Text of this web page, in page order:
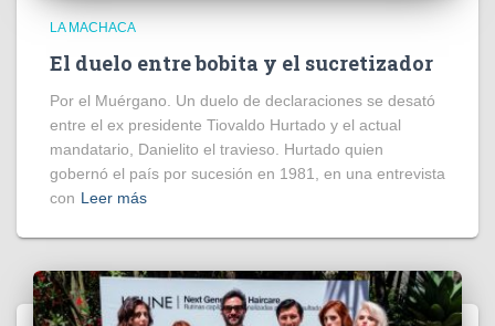
LA MACHACA
El duelo entre bobita y el sucretizador
Por el Muérgano. Un duelo de declaraciones se desató
entre el ex presidente Tiovaldo Hurtado y el actual
mandatario, Danielito el travieso. Hurtado quien
gobernó el país por sucesión en 1981, en una entrevista
con Leer más